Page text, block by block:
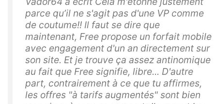
parce qu’il ne s'agit pas d'une VP comme
de coutume!! Il faut se dire que
maintenant, Free propose un forfait mobile
avec engagement d'un an directement sur
son site. Et je trouve ça assez antinomique
au fait que Free signifie, libre... D'autre
part, contrairement à ce que tu affirmes,
les offres "à tarifs augmentés" sont bien